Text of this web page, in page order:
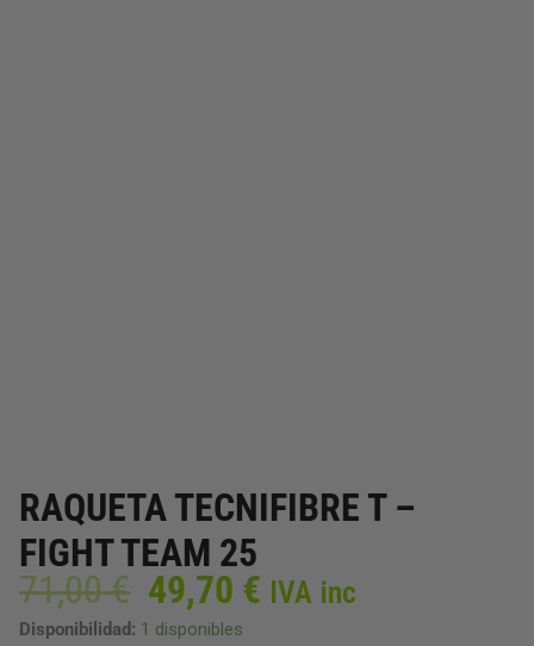
RAQUETA TECNIFIBRE T –
FIGHT TEAM 25
71,00€ El
precio
49,70 € El
precio
IVA inc
Disponibilidad: 1 disponibles
RAQUETA